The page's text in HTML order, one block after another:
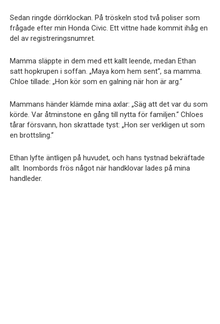
Sedan ringde dörrklockan. På tröskeln stod två poliser som
frågade efter min Honda Civic. Ett vittne hade kommit ihåg en
del av registreringsnumret.
Mamma släppte in dem med ett kallt leende, medan Ethan
satt hopkrupen i soffan. „Maya kom hem sent“, sa mamma.
Chloe tillade: „Hon kör som en galning när hon är arg.“
Mammans händer klämde mina axlar: „Säg att det var du som
körde. Var åtminstone en gång till nytta för familjen.“ Chloes
tårar försvann, hon skrattade tyst: „Hon ser verkligen ut som
en brottsling.“
Ethan lyfte äntligen på huvudet, och hans tystnad bekräftade
allt. Inombords frös något när handklovar lades på mina
handleder.